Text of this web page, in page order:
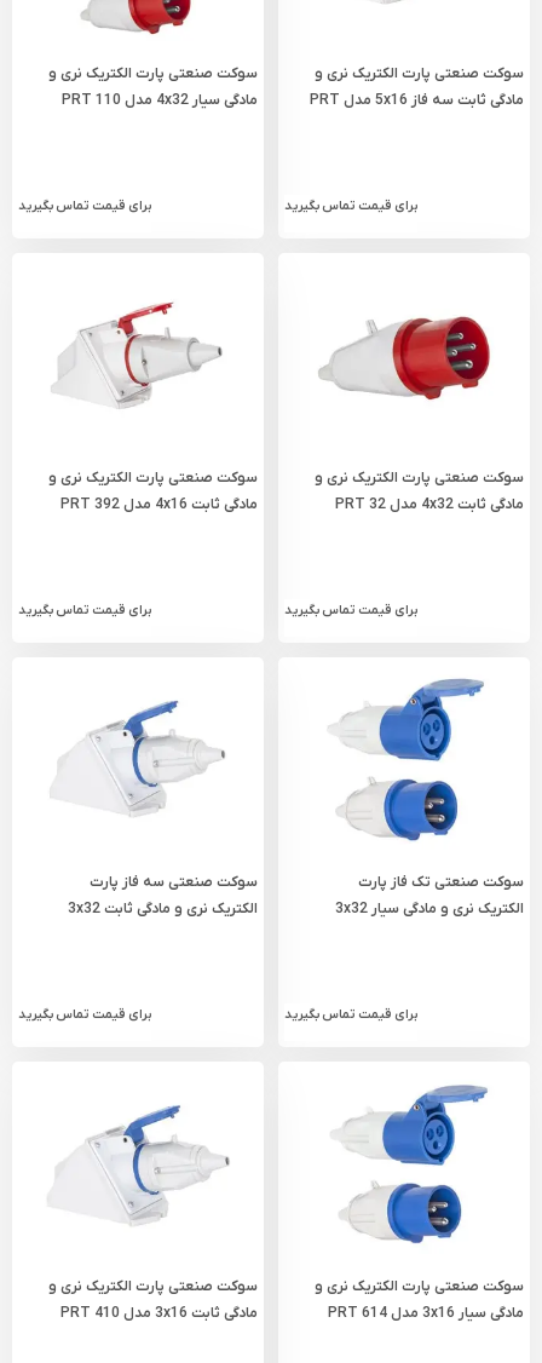
سوکت صنعتی پارت الکتریک نری و
مادگی ثابت سه فاز 5x16 مدل PRT
برای قیمت تماس بگیرید
سوکت صنعتی پارت الکتریک نری و
مادگی سیار 4x32 مدل PRT 110
برای قیمت تماس بگیرید
سوکت صنعتی پارت الکتریک نری و
مادگی ثابت 4x32 مدل PRT 32
برای قیمت تماس بگیرید
سوکت صنعتی پارت الکتریک نری و
مادگی ثابت 4x16 مدل PRT 392
برای قیمت تماس بگیرید
سوکت صنعتی تک فاز پارت
الکتریک نری و مادگی سیار 3x32
برای قیمت تماس بگیرید
سوکت صنعتی سه فاز پارت
الکتریک نری و مادگی ثابت 3x32
برای قیمت تماس بگیرید
سوکت صنعتی پارت الکتریک نری و
مادگی سیار 3x16 مدل PRT 614
سوکت صنعتی پارت الکتریک نری و
مادگی ثابت 3x16 مدل PRT 410